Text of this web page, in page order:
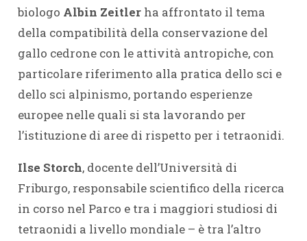
biologo Albin Zeitlerha affrontato il tema
della compatibilità della conservazione del
gallo cedrone con le attività antropiche, con
particolare riferimento alla pratica dello sci e
dello sci alpinismo, portando esperienze
europee nelle quali si sta lavorando per
l’istituzione di aree di rispetto per i tetraonidi.
Ilse Storch, docente dell’Università di
Friburgo, responsabile scientifico della ricerca
in corso nel Parco e tra i maggiori studiosi di
tetraonidi a livello mondiale – è tra l’altro